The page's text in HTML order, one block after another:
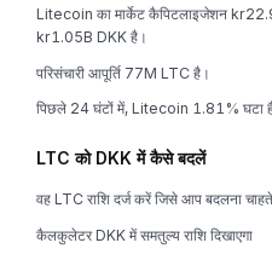
Litecoin का मार्केट कैपिटलाइजेशन
kr1.05B DKK है।
परिसंचारी आपूर्ति 77M LTC है।
पिछले 24 घंटों में, Litecoin 1.81% घटा
LTC को DKK में कैसे बदलें
वह LTC राशि दर्ज करें जिसे आप बदलना
कैलकुलेटर DKK में समतुल्य राशि दिखाएगा